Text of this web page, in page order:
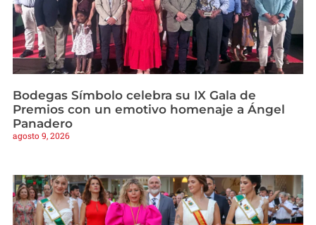
Bodegas Símbolo celebra su IX Gala de
Premios con un emotivo homenaje a Ángel
Panadero
agosto 9, 2026